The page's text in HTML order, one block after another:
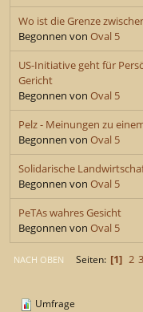
Wo ist die Grenze
Begonnen von Oval 5
US-Initiative geht für
Gericht
Begonnen von Oval 5
Pelz - Meinungen zu
Begonnen von Oval 5
Solidarische
Begonnen von Oval 5
PeTAs wahres Gesicht
Begonnen von Oval 5
NACH OBEN Seiten 1 2 3
Umfrage